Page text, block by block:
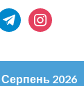
instagram
Серпень 2026